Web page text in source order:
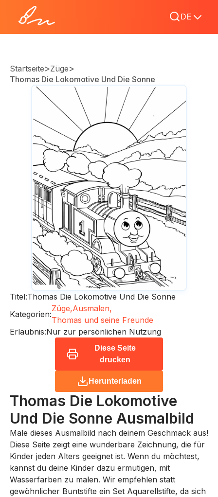
DE
Startseite>Züge>
Thomas Die Lokomotive Und Die Sonne
Titel:Thomas Die Lokomotive Und Die Sonne
Kategorien:
Züge,Ausmalen,
Thomas und seine Freunde
Erlaubnis:Nur zur persönlichen Nutzung
Diese Seite
drucken
Herunterladen
Thomas Die Lokomotive
Und Die Sonne Ausmalbild
Male dieses Ausmalbild nach deinem Geschmack aus!
Diese Seite zeigt eine wunderbare Zeichnung, die für
Kinder jeden Alters geeignet ist. Wenn du möchtest,
kannst du deine Kinder dazu ermutigen, mit
Wasserfarben zu malen. Wir empfehlen statt
gewöhnlicher Buntstifte ein Set Aquarellstifte, da sich